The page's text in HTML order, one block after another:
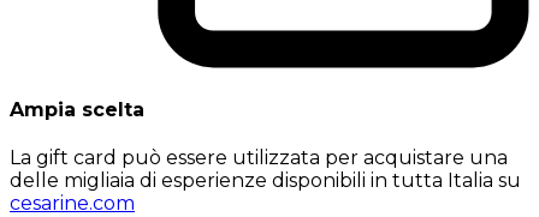
Ampia scelta
La gift card può essere utilizzata per acquistare una
delle migliaia di esperienze disponibili in tutta Italia su
cesarine.com